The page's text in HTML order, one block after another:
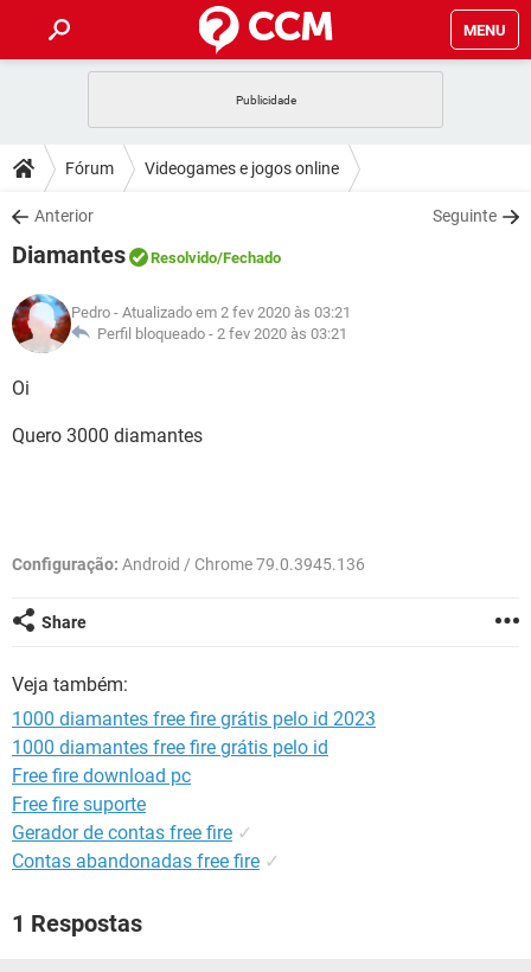
MENU
CELULAR FACEBOOK
OUTLOOK
INSTAGRAM
GUIA DE COMPRAS
DICAS
JOGOS WHATSAPP
INSTAGRAM GMAIL
GUIA DE COMPRAS
DOWNLOADS
JOGOS
CELULAR
OUTLOOK EXCEL
INSTAGRAM
JOGOS WHATSAPP
CELULAR
OUTLOOK
INSTAGRAM
GLOSSÁRIO
JOGOS
Fórum Videogames e jogos online
Anterior Seguinte
Diamantes Resolvido/Fechado
Pedro - Atualizado em 2 fev 2020 às 03:21
Perfil bloqueado - 2 fev 2020 às 03:21
Oi
Quero 3000 diamantes
Configuração: Android / Chrome 79.0.3945.136
Share
Veja também:
1000 diamantes free fire grátis pelo id 2023
1000 diamantes free fire grátis pelo id
Free fire download pc
Free fire suporte
Gerador de contas free fire ✓
Contas abandonadas free fire ✓
1 Respostas